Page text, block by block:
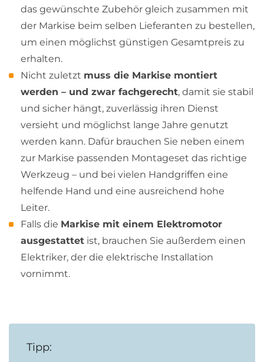
das gewünschte Zubehör gleich zusammen mit
der Markise beim selben Lieferanten zu bestellen,
um einen möglichst günstigen Gesamtpreis zu
erhalten.
Nicht zuletzt muss die Markise montiert
werden – und zwar fachgerecht, damit sie stabil
und sicher hängt, zuverlässig ihren Dienst
versieht und möglichst lange Jahre genutzt
werden kann. Dafür brauchen Sie neben einem
zur Markise passenden Montageset das richtige
Werkzeug – und bei vielen Handgriffen eine
helfende Hand und eine ausreichend hohe
Leiter.
Falls die Markise mit einem Elektromotor
ausgestattet ist, brauchen Sie außerdem einen
Elektriker, der die elektrische Installation
vornimmt.
Tipp: